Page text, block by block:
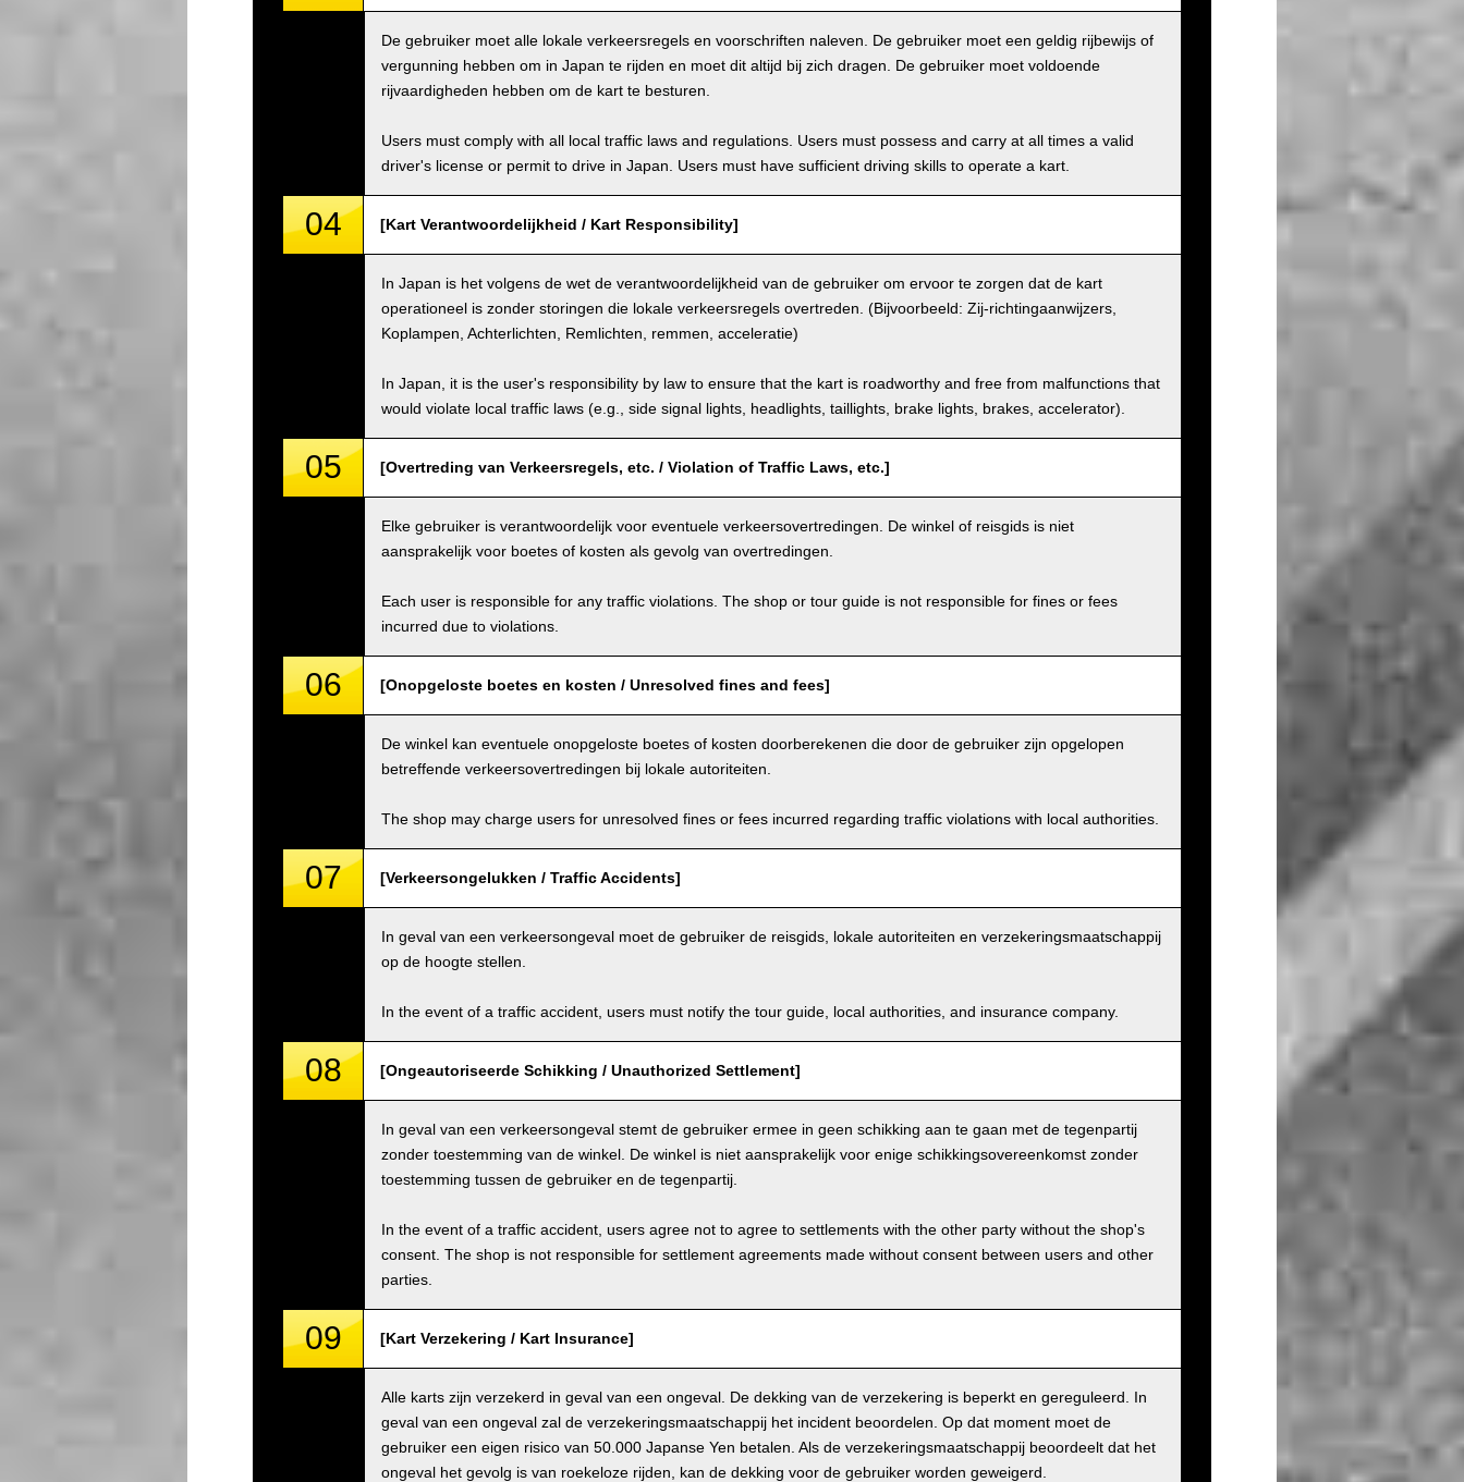
De gebruiker moet alle lokale verkeersregels en voorschriften naleven. De gebruiker moet een geldig rijbewijs of
vergunning hebben om in Japan te rijden en moet dit altijd bij zich dragen. De gebruiker moet voldoende
rijvaardigheden hebben om de kart te besturen.
Users must comply with all local traffic laws and regulations. Users must possess and carry at all times a valid
driver's license or permit to drive in Japan. Users must have sufficient driving skills to operate a kart.
04 [Kart Verantwoordelijkheid / Kart Responsibility]
In Japan is het volgens de wet de verantwoordelijkheid van de gebruiker om ervoor te zorgen dat de kart
operationeel is zonder storingen die lokale verkeersregels overtreden. (Bijvoorbeeld: Zij-richtingaanwijzers,
Koplampen, Achterlichten, Remlichten, remmen, acceleratie)
In Japan, it is the user's responsibility by law to ensure that the kart is roadworthy and free from malfunctions that
would violate local traffic laws (e.g., side signal lights, headlights, taillights, brake lights, brakes, accelerator).
05 [Overtreding van Verkeersregels, etc. / Violation of Traffic Laws, etc.]
Elke gebruiker is verantwoordelijk voor eventuele verkeersovertredingen. De winkel of reisgids is niet
aansprakelijk voor boetes of kosten als gevolg van overtredingen.
Each user is responsible for any traffic violations. The shop or tour guide is not responsible for fines or fees
incurred due to violations.
06 [Onopgeloste boetes en kosten / Unresolved fines and fees]
De winkel kan eventuele onopgeloste boetes of kosten doorberekenen die door de gebruiker zijn opgelopen
betreffende verkeersovertredingen bij lokale autoriteiten.
The shop may charge users for unresolved fines or fees incurred regarding traffic violations with local authorities.
07 [Verkeersongelukken / Traffic Accidents]
In geval van een verkeersongeval moet de gebruiker de reisgids, lokale autoriteiten en verzekeringsmaatschappij
op de hoogte stellen.
In the event of a traffic accident, users must notify the tour guide, local authorities, and insurance company.
08 [Ongeautoriseerde Schikking / Unauthorized Settlement]
In geval van een verkeersongeval stemt de gebruiker ermee in geen schikking aan te gaan met de tegenpartij
zonder toestemming van de winkel. De winkel is niet aansprakelijk voor enige schikkingsovereenkomst zonder
toestemming tussen de gebruiker en de tegenpartij.
In the event of a traffic accident, users agree not to agree to settlements with the other party without the shop's
consent. The shop is not responsible for settlement agreements made without consent between users and other
parties.
09 [Kart Verzekering / Kart Insurance]
Alle karts zijn verzekerd in geval van een ongeval. De dekking van de verzekering is beperkt en gereguleerd. In
geval van een ongeval zal de verzekeringsmaatschappij het incident beoordelen. Op dat moment moet de
gebruiker een eigen risico van 50.000 Japanse Yen betalen. Als de verzekeringsmaatschappij beoordeelt dat het
ongeval het gevolg is van roekeloze rijden, kan de dekking voor de gebruiker worden geweigerd.